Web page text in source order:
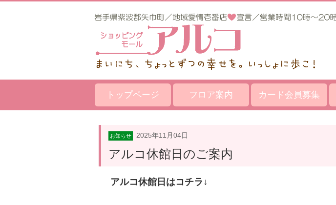
トップページ フロア案内 カード会員募集
お知らせ 2025年11月04日
アルコ休館日のご案内
アルコ休館日はコチラ↓